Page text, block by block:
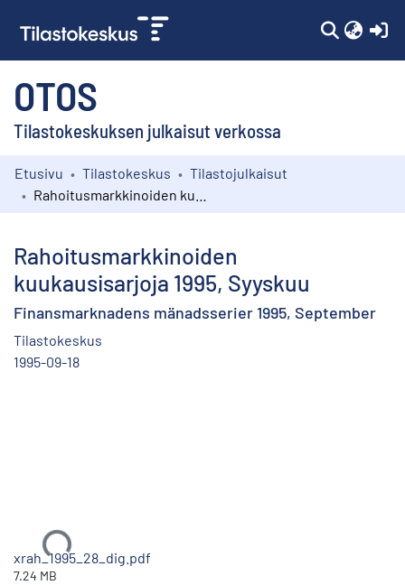
OTOS
Tilastokeskuksen julkaisut verkossa
Kokoelmat
Etusivu Tilastokeskus
Tilastojulkaisut
Rahoitusmarkkinoiden
kuukausisarjoja 1995, Syyskuu
Finansmarknadens mänadsserier 1995, September
Tilastokeskus
1995-09-18
Ladataan...
xrah_1995_28_dig.pdf
7.24 MB